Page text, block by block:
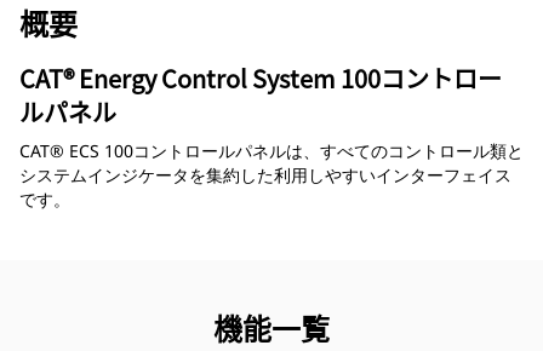
概要
CAT® Energy Control System 100コントロー
ルパネル
CAT® ECS 100コントロールパネルは、すべてのコントロール類と
システムインジケータを集約した利用しやすいインターフェイス
です。
機能一覧